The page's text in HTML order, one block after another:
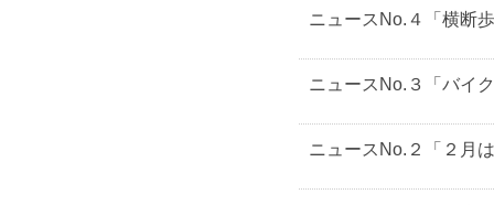
ニュースNo.４「横断
ニュースNo.３「バイ
ニュースNo.２「２月